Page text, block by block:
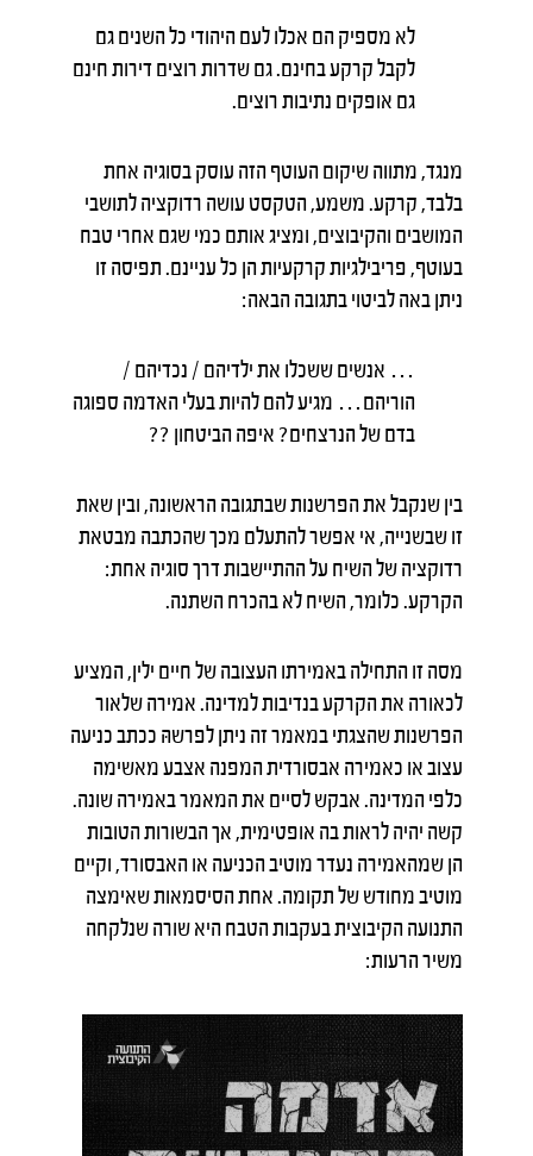
לא מספיק הם אכלו לעם היהודי כל השנים גם
לקבל קרקע בחינם. גם שדרות רוצים דירות חינם
גם אופקים נתיבות רוצים.
מנגד, מתווה שיקום העוטף הזה עוסק בסוגיה אחת
בלבד, קרקע. משמע, הטקסט עושה רדוקציה לתושבי
המושבים והקיבוצים, ומציג אותם כמי שגם אחרי טבח
בעוטף, פריבילגיות קרקעיות הן כל עניינם. תפיסה זו
ניתן באה לביטוי בתגובה הבאה:
… אנשים ששכלו את ילדיהם / נכדיהם /
הוריהם… מגיע להם להיות בעלי האדמה ספוגה
בדם של הנרצחים? איפה הביטחון ??
בין שנקבל את הפרשנות שבתגובה הראשונה, ובין שאת
זו שבשנייה, אי אפשר להתעלם מכך שהכתבה מבטאת
רדוקציה של השיח על ההתיישבות דרך סוגיה אחת:
הקרקע. כלומר, השיח לא בהכרח השתנה.
מסה זו התחילה באמירתו העצובה של חיים ילין, המציע
לכאורה את הקרקע בנדיבות למדינה. אמירה שלאור
הפרשנות שהצגתי במאמר זה ניתן לפרשהּ ככתב כניעה
עצוב או כאמירה אבסורדית המפנה אצבע מאשימה
כלפי המדינה. אבקש לסיים את המאמר באמירה שונה.
קשה יהיה לראות בה אופטימית, אך הבשורות הטובות
הן שמהאמירה נעדר מוטיב הכניעה או האבסורד, וקיים
מוטיב מחודש של תקומה. אחת הסיסמאות שאימצה
התנועה הקיבוצית בעקבות הטבח היא שורה שנלקחה
משיר הרעות: